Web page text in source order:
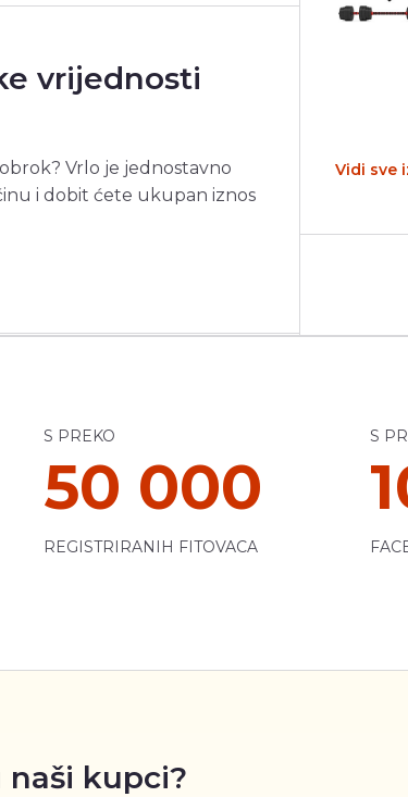
vrijednosti
Vrlo je jednostavno
i dobit ćete ukupan iznos
Vidi sve
S PREKO
50 000
REGISTRIRANIH FITOVACA
S
naši kupci?